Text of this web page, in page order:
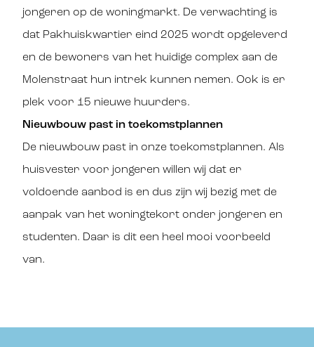
jongeren op de woningmarkt. De verwachting is
dat Pakhuiskwartier eind 2025 wordt opgeleverd
en de bewoners van het huidige complex aan de
Molenstraat hun intrek kunnen nemen. Ook is er
plek voor 15 nieuwe huurders.
Nieuwbouw past in toekomstplannen
De nieuwbouw past in onze toekomstplannen. Als
huisvester voor jongeren willen wij dat er
voldoende aanbod is en dus zijn wij bezig met de
aanpak van het woningtekort onder jongeren en
studenten. Daar is dit een heel mooi voorbeeld
van.